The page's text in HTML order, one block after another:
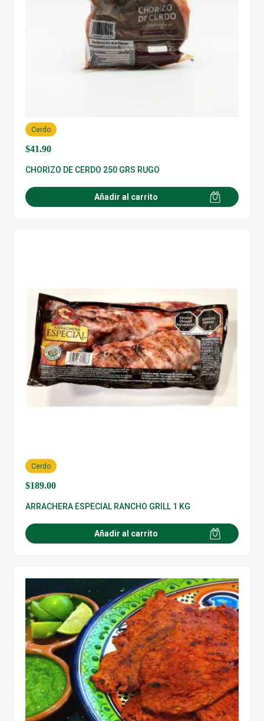
$41.90
Cerdo
CHORIZO DE CERDO 250 GRS RUGO
Añadir al carrito
$189.00
Cerdo
ARRACHERA ESPECIAL RANCHO GRILL 1 KG
Añadir al carrito